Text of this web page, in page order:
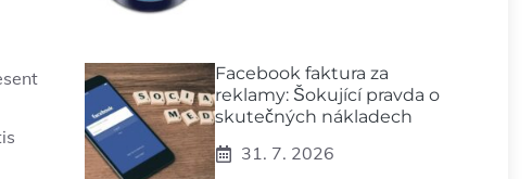
Facebook faktura za
reklamy: Šokující pravda o
skutečných nákladech
31. 7. 2026